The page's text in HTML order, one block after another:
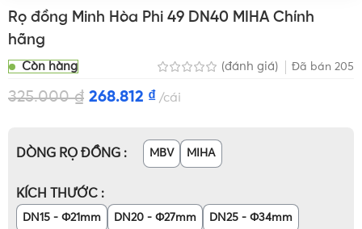
Rọ đồng Minh Hòa Phi 49 DN40 MIHA Chính
hãng
Còn hàng (đánh giá) Đã bán 205
325.000₫ 268.812 ₫ cái
DÒNG RỌ ĐỒNG MBV MIHA
KÍCH THƯỚC
DN15 - Φ21mm DN20 - Φ27mm DN25 - Φ34mm